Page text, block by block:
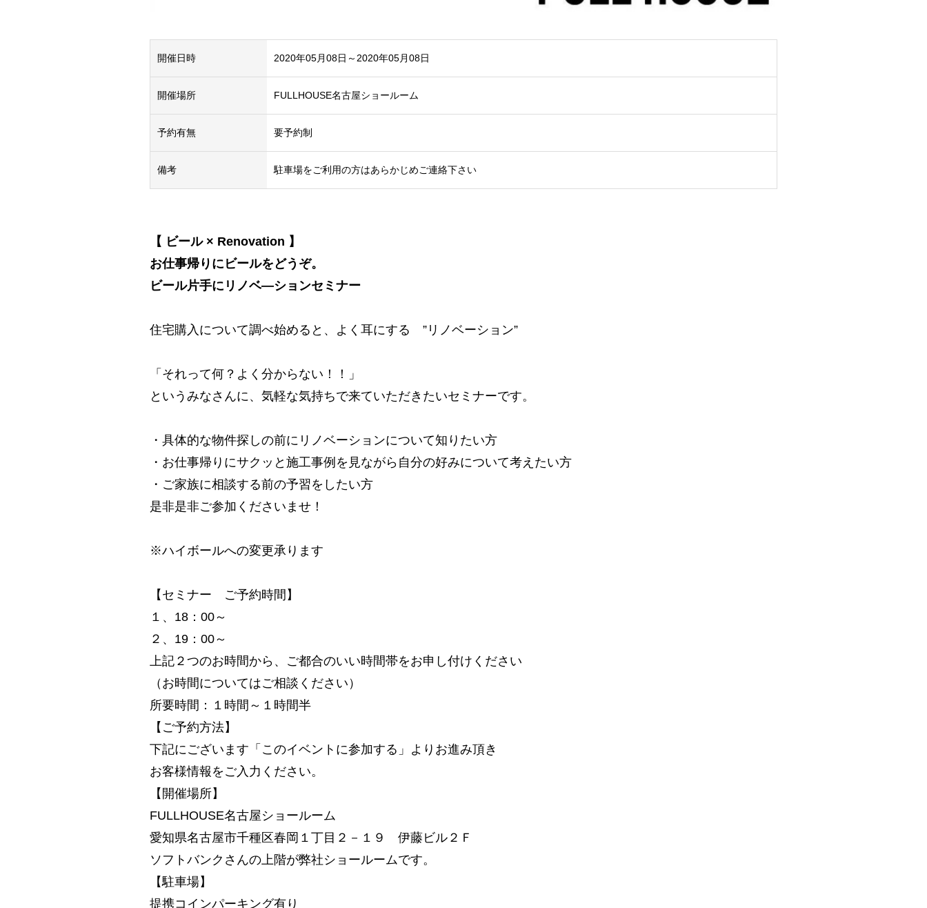
開催日時 2020年05月08日～2020年05月08日
開催場所 FULLHOUSE名古屋ショールーム
予約有無 要予約制
備考 駐車場をご利用の方はあらかじめご連絡下さい
【 ビール × Renovation 】
お仕事帰りにビールをどうぞ。
ビール片手にリノベ―ションセミナー
住宅購入について調べ始めると、よく耳にする ”リノベーション”
「それって何？よく分からない！！」
というみなさんに、気軽な気持ちで来ていただきたいセミナーです。
・具体的な物件探しの前にリノベーションについて知りたい方
・お仕事帰りにサクッと施工事例を見ながら自分の好みについて考えたい方
・ご家族に相談する前の予習をしたい方
是非是非ご参加くださいませ！
※ハイボールへの変更承ります
【セミナー ご予約時間】
１、18：00～
２、19：00～
上記２つのお時間から、ご都合のいい時間帯をお申し付けください
（お時間についてはご相談ください）
所要時間：１時間～１時間半
【ご予約方法】
下記にございます「このイベントに参加する」よりお進み頂き
お客様情報をご入力ください。
【開催場所】
FULLHOUSE名古屋ショールーム
愛知県名古屋市千種区春岡１丁目２－１９ 伊藤ビル２Ｆ
ソフトバンクさんの上階が弊社ショールームです。
【駐車場】
提携コインパーキング有り